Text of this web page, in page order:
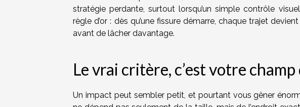
stratégie perdante, surtout lorsqu’un simple contrôle
règle d’or : dès qu’une fissure démarre, chaque trajet
avant de lâcher davantage.
Le vrai critère, c’est votre champ
Un impact peut sembler petit, et pourtant vous gêner